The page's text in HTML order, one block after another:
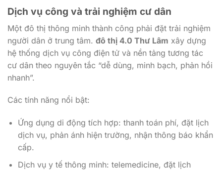
Dịch vụ công và trải nghiệm cư dân
Một đô thị thông minh thành công phải đặt trải nghiệm
người dân ở trung tâm. đô thị 4.0 Thư Lâm xây dựng
hệ thống dịch vụ công điện tử và nền tảng tương tác
cư dân theo nguyên tắc “dễ dùng, minh bạch, phản hồi
nhanh”.
Các tính năng nổi bật:
Ứng dụng di động tích hợp: thanh toán phí, đặt lịch
dịch vụ, phản ánh hiện trường, nhận thông báo khẩn
cấp.
Dịch vụ y tế thông minh: telemedicine, đặt lịch